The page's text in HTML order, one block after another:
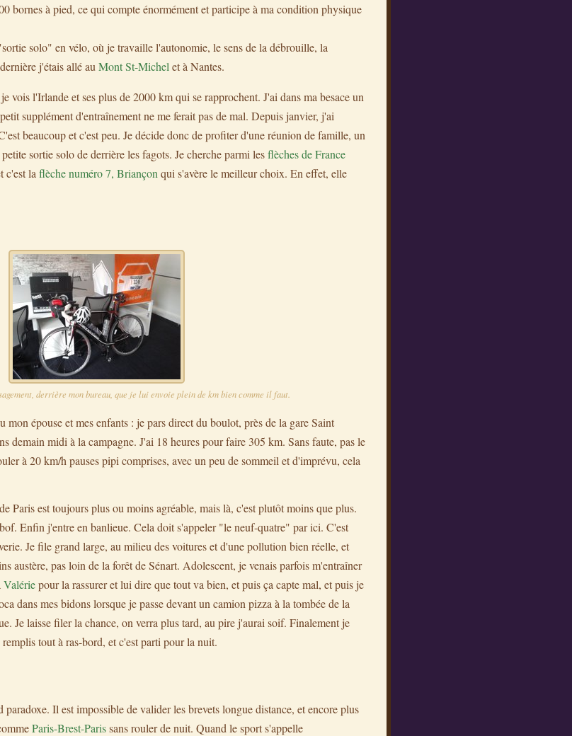
bornes à pied, ce qui compte énormément et participe à ma condition physique
solo" en vélo, où je travaille l'autonomie, le sens de la débrouille, la
j'étais allé au Mont St-Michel et à Nantes.
vois l'Irlande et ses plus de 2000 km qui se rapprochent. J'ai dans ma besace un
supplément d'entraînement ne me ferait pas de mal. Depuis janvier, j'ai
beaucoup et c'est peu. Je décide donc de profiter d'une réunion de famille, un
sortie solo de derrière les fagots. Je cherche parmi lesflèches de France
c'est la flèche numéro 7, Briançon qui s'avère le meilleur choix. En effet, elle
derrière mon bureau, que je lui envoie plein de km bien comme il faut.
épouse et mes enfants : je pars direct du boulot, près de la gare Saint
demain midi à la campagne. J'ai 18 heures pour faire 305 km. Sans faute, pas le
à 20 km/h pauses pipi comprises, avec un peu de sommeil et d'imprévu, cela
Paris est toujours plus ou moins agréable, mais là, c'est plutôt moins que plus.
Enfin j'entre en banlieue. Cela doit s'appeler "le neuf-quatre" par ici. C'est
Je file grand large, au milieu des voitures et d'une pollution bien réelle, et
austère, pas loin de la forêt de Sénart. Adolescent, je venais parfois m'entraîner
Valériepour la rassurer et lui dire que tout va bien, et puis ça capte mal, et puis je
dans mes bidons lorsque je passe devant un camion pizza à la tombée de la
Je laisse filer la chance, on verra plus tard, au pire j'aurai soif. Finalement je
tout à ras-bord, et c'est parti pour la nuit.
Il est impossible de valider les brevets longue distance, et encore plus
Paris-Brest-Parissans rouler de nuit. Quand le sport s'appelle